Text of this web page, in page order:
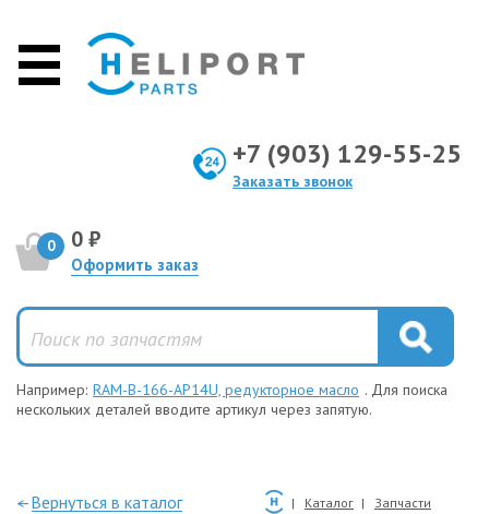
+7 (903) 129-55-25
Заказать звонок
0 0 ₽
Оформить заказ
Например: RAM-B-166-AP14U, редукторное масло . Для поиска
нескольких деталей вводите артикул через запятую.
—Вернуться в каталог Каталог Запчасти